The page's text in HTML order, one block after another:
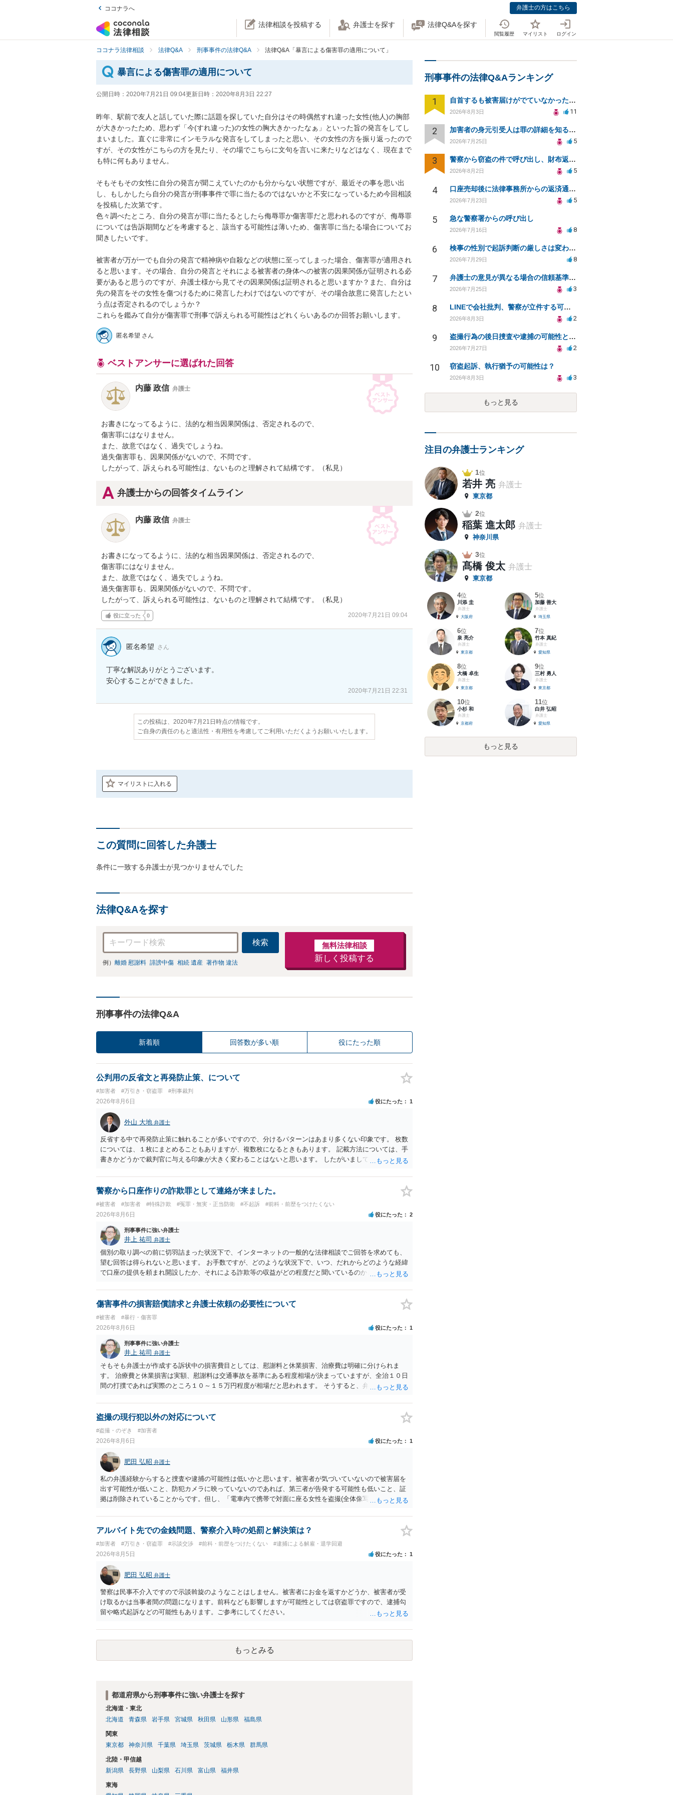
ココナラへ 弁護士の方はこちら
法律相談を投稿する 弁護士を探す 法律Q&Aを探す
閲覧履歴 マイリスト ログイン
ココナラ法律相談 法律Q&A 刑事事件の法律Q&A 法律Q&A「暴言による傷害罪の適用について」
暴言による傷害罪の適用について
公開日時： 2020年7月21日 09:04更新日時： 2020年8月3日 22:27
昨年、駅前で友人と話していた際に話題を探していた自分はその時偶然すれ違った女性(他人)の胸部
が大きかったため、思わず「今(すれ違った)の女性の胸大きかったなぁ」といった旨の発言をしてし
まいました。直ぐに非常にインモラルな発言をしてしまったと思い、その女性の方を振り返ったので
すが、その女性がこちらの方を見たり、その場でこちらに文句を言いに来たりなどはなく、現在まで
も特に何もありません。
そもそもその女性に自分の発言が聞こえていたのかも分からない状態ですが、最近その事を思い出
し、もしかしたら自分の発言が刑事事件で罪に当たるのではないかと不安になっているため今回相談
を投稿した次第です。
色々調べたところ、自分の発言が罪に当たるとしたら侮辱罪か傷害罪だと思われるのですが、侮辱罪
については告訴期間などを考慮すると、該当する可能性は薄いため、傷害罪に当たる場合についてお
聞きしたいです。
被害者が万が一でも自分の発言で精神病や自殺などの状態に至ってしまった場合、傷害罪が適用され
ると思います。その場合、自分の発言とそれによる被害者の身体への被害の因果関係が証明される必
要があると思うのですが、弁護士様から見てその因果関係は証明されると思いますか？また、自分は
先の発言をその女性を傷つけるために発言したわけではないのですが、その場合故意に発言したとい
う点は否定されるのでしょうか？
これらを鑑みて自分が傷害罪で刑事で訴えられる可能性はどれくらいあるのか回答お願いします。
匿名希望 さん
ベストアンサーに選ばれた回答
内藤 政信 弁護士
お書きになってるように、法的な相当因果関係は、否定されるので、
傷害罪にはなりません。
また、故意ではなく、過失でしょうね。
過失傷害罪も、因果関係がないので、不問です。
したがって、訴えられる可能性は、ないものと理解されて結構です。（私見）
弁護士からの回答タイムライン
内藤 政信 弁護士
お書きになってるように、法的な相当因果関係は、否定されるので、
傷害罪にはなりません。
また、故意ではなく、過失でしょうね。
過失傷害罪も、因果関係がないので、不問です。
したがって、訴えられる可能性は、ないものと理解されて結構です。（私見）
役に立った 0 2020年7月21日 09:04
匿名希望 さん
丁寧な解説ありがとうございます。
安心することができました。
2020年7月21日 22:31
この投稿は、2020年7月21日時点の情報です。
ご自身の責任のもと適法性・有用性を考慮してご利用いただくようお願いいたします。
マイリストに入れる
この質問に回答した弁護士
条件に一致する弁護士が見つかりませんでした
法律Q&Aを探す
検索
例） 離婚 慰謝料 誹謗中傷 相続 遺産 著作物 違法
無料法律相談
新しく投稿する
刑事事件の法律Q&A
新着順 回答数が多い順 役にたった順
公判用の反省文と再発防止策、について
#加害者 #万引き・窃盗罪 #刑事裁判
2026年8月6日 役にたった 1
外山 大地 弁護士
反省する中で再発防止策に触れることが多いですので、分けるパターンはあまり多くない印象です。 枚数
については、１枚にまとめることもありますが、複数枚になるときもあります。 記載方法については、手
書きかどうかで裁判官に与える印象が大きく変わることはないと思います。 したがいまして、いずれも良
警察から口座作りの詐欺罪として連絡が来ました。
#被害者 #加害者 #特殊詐欺 #冤罪・無実・正当防衛 #不起訴 #前科・前歴をつけたくない
2026年8月6日 役にたった 2
刑事事件に強い弁護士
井上 祐司 弁護士
個別の取り調べの前に切羽詰まった状況下で、インターネットの一般的な法律相談でご回答を求めても、
望む回答は得られないと思います。 お手数ですが、どのような状況下で、いつ、だれからどのような経緯
で口座の提供を頼まれ開設したか、それによる詐欺等の収益がどの程度だと聞いているのかということに
でいえば、任意取り調べの場合、ＩＣレコーダーを持参して取り調べ内容を録音することは必須だと考え
ます。
傷害事件の損害賠償請求と弁護士依頼の必要性について
#被害者 #暴行・傷害罪
2026年8月6日 役にたった 1
刑事事件に強い弁護士
井上 祐司 弁護士
そもそも弁護士が作成する訴状中の損害費目としては、慰謝料と休業損害、治療費は明確に分けられま
す。 治療費と休業損害は実額、慰謝料は交通事故を基準にある程度相場が決まっていますが、全治１０日
間の打撲であれば実際のところ１０～１５万円程度が相場だと思われます。 そうすると、弁護士に依頼し
想します。 本人訴訟で進める場合には、すでに刑事手続が終了している以上、相手方に資力がないことが
多く回収できないケースが多い（そのため、刑事事件の手続き中に、不本意ではあっても加害者の身体拘
しておく必要があります。
盗撮の現行犯以外の対応について
#盗撮・のぞき #加害者
2026年8月6日 役にたった 1
肥田 弘昭 弁護士
私の弁護経験からすると捜査や逮捕の可能性は低いかと思います。被害者が気づいていないので被害届を
出す可能性が低いこと、防犯カメラに映っていないのであれば、第三者が告発する可能性も低いこと、証
拠は削除されていることからです。但し、「電車内で携帯で対面に座る女性を盗撮(全体像写真1枚と5秒程
査段階では性的姿態等撮影罪の被疑事実で逮捕勾留されるケースが私の弁護経験では多くなった印象です
（最終的には不起訴ないし各都道府県の迷惑防止条例違反になることもあります）。2度としないことを
アルバイト先での金銭問題、警察介入時の処罰と解決策は？
#加害者 #万引き・窃盗罪 #示談交渉 #前科・前歴をつけたくない #逮捕による解雇・退学回避
2026年8月5日 役にたった 1
肥田 弘昭 弁護士
警察は民事不介入ですので示談斡旋のようなことはしません。被害者にお金を返すかどうか、被害者が受
け取るかは当事者間の問題になります。前科なども影響しますが可能性としては窃盗罪ですので、逮捕勾
留や略式起訴などの可能性もあります。ご参考にしてください。
もっとみる
都道府県から刑事事件に強い弁護士を探す
北海道・東北
北海道
青森県 岩手県 宮城県 秋田県 山形県 福島県
関東
東京都
神奈川県 千葉県 埼玉県 茨城県 栃木県 群馬県
北陸・甲信越
新潟県
長野県 山梨県 石川県 富山県 福井県
東海
刑事事件の法律Q&Aランキング
1 自首するも被害届けがでていなかった場合
2026年8月3日 11
2 加害者の身元引受人は罪の詳細を知ることができるか？
2026年7月25日 5
3 警察から窃盗の件で呼び出し、財布返却で自首すべきか？
2026年8月2日 5
4 口座売却後に法律事務所からの返済通知、どう対処すべきか？
2026年7月23日 5
5 急な警察署からの呼び出し
2026年7月16日 8
6 検事の性別で起訴判断の厳しさは変わるのか知りたい
2026年7月29日 8
7 弁護士の意見が異なる場合の信頼基準について教えてください
2026年7月25日 3
8 LINEで会社批判、警察が立件する可能性は？
2026年8月3日 2
9 盗撮行為の後日捜査や逮捕の可能性と初動対応について
2026年7月27日 2
10 窃盗起訴、執行猶予の可能性は？
2026年8月3日 3
もっと見る
注目の弁護士ランキング
1位
若井 亮 弁護士
東京都
2位
稲葉 進太郎 弁護士
神奈川県
3位
髙橋 俊太 弁護士
東京都
4位
川添 圭
弁護士
大阪府
5位
加藤 善大
弁護士
埼玉県
6位
泉 亮介
弁護士
東京都
7位
竹本 真紀
弁護士
愛知県
8位
大橋 卓生
弁護士
東京都
9位
三村 勇人
弁護士
東京都
10位
小杉 和
弁護士
京都府
11位
白井 弘昭
弁護士
愛知県
もっと見る